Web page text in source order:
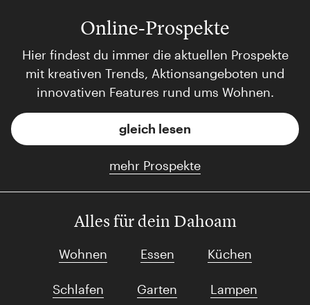
Online-Prospekte
Hier findest du immer die aktuellen Prospekte
mit kreativen Trends, Aktionsangeboten und
innovativen Features rund ums Wohnen.
gleich lesen
mehr Prospekte
Alles für dein Dahoam
Wohnen Essen Küchen
Schlafen Garten Lampen